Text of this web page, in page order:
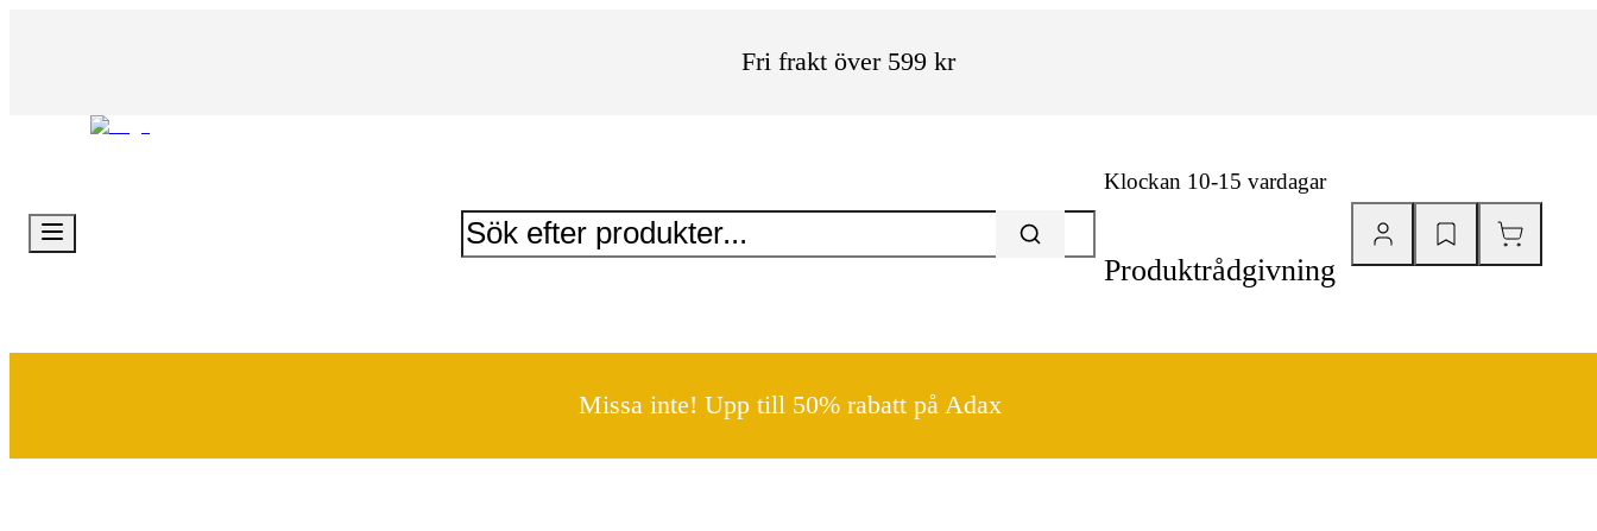
Fri frakt över 599 kr
Klockan 10-15 vardagar
Produktrådgivning
Missa inte! Upp till 50% rabatt på Adax